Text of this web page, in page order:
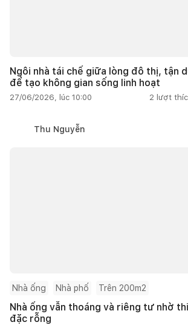
Ngôi nhà tái chế giữa lòng đô thị, tận
để tạo không gian sống linh hoạt
27/06/2026, lúc 10:00 2 lượt
Thu Nguyễn
Nhà ống Nhà phố Trên 200m2
Nhà ống vẫn thoáng và riêng tư nhờ
đặc rỗng